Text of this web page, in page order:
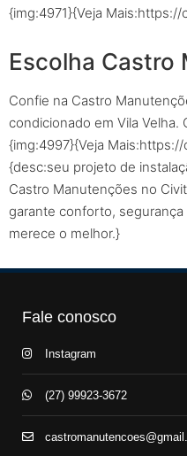
{img:4971}{Veja
Escolha Castro
Confie na Castro
condicionado em Vila Velha.
{img:4997}{Veja
{desc:seu projeto de
Castro Manutenções no
garante conforto,
merece o melhor.}
Fale conosco
Instagram
(27) 99923-3672